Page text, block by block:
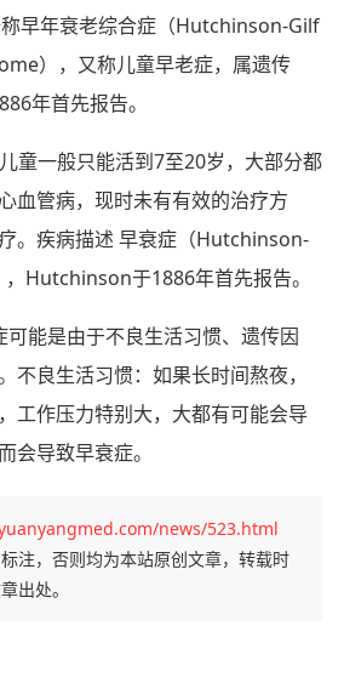
早年衰老综合症（Hutchinson-Gilf
），又称儿童早老症，属遗传
年首先报告。
儿童一般只能活到7至20岁，大部分都
血管病，现时未有有效的治疗方
。疾病描述 早衰症（Hutchinson-
Hutchinson于1886年首先报告。
可能是由于不良生活习惯、遗传因
不良生活习惯：如果长时间熬夜，
工作压力特别大，大都有可能会导
会导致早衰症。
news/523.html
注，否则均为本站原创文章，转载时
出处。